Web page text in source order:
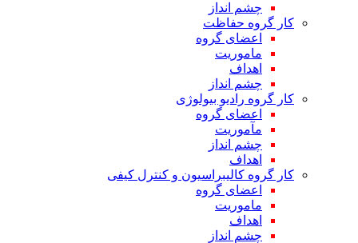
چشم انداز
کار گروه حفاظت
اعضای گروه
ماموریت
اهداف
چشم انداز
کار گروه رادیو بیولوژی
اعضای گروه
مآموریت
چشم انداز
اهداف
کار گروه کالیبراسیون و کنترل کیفی
اعضای گروه
ماموریت
اهداف
چشم انداز